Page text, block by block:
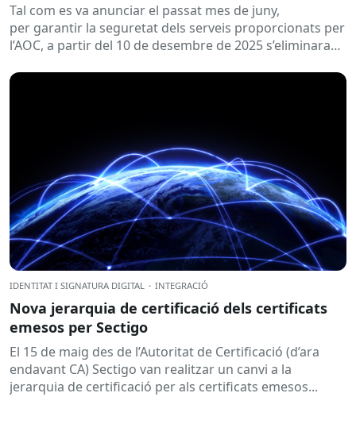
Tal com es va anunciar el passat mes de juny,
per garantir la seguretat dels serveis proporcionats per
l’AOC, a partir del 10 de desembre de 2025 s’eliminaran
IDENTITAT I SIGNATURA DIGITAL · INTEGRACIÓ
Nova jerarquia de certificació dels certificats
emesos per Sectigo
El 15 de maig des de l’Autoritat de Certificació (d’ara
endavant CA) Sectigo van realitzar un canvi a la
jerarquia de certificació per als certificats emesos...